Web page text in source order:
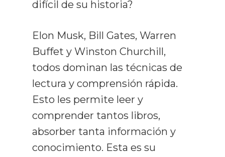
difícil de su historia?
Elon Musk, Bill Gates, Warren
Buffet y Winston Churchill,
todos dominan las técnicas de
lectura y comprensión rápida.
Esto les permite leer y
comprender tantos libros,
absorber tanta información y
conocimiento. Esta es su